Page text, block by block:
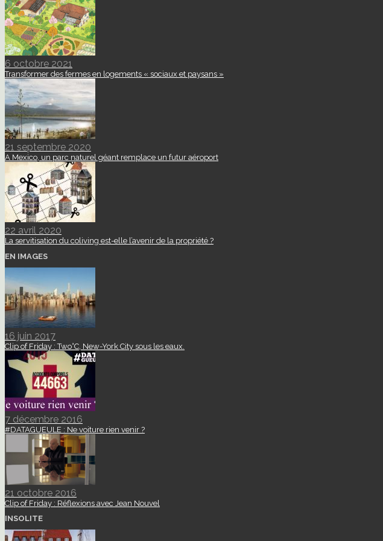
6 octobre 2021
Transformer des fermes en logements « sociaux et paysans »
21 septembre 2020
A Mexico, un parc naturel géant remplace un futur aéroport
22 avril 2020
La servitisation du coliving est-elle l’avenir de la propriété ?
EN IMAGES
16 juin 2017
Clip of Friday : Two°C, New-York City sous les eaux.
7 décembre 2016
#DATAGUEULE : Ne voiture rien venir ?
21 octobre 2016
Clip of Friday : Réflexions avec Jean Nouvel
INSOLITE